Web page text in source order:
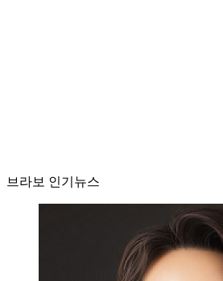
브라보 인기뉴스